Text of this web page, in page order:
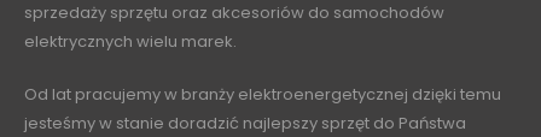
sprzedaży sprzętu oraz akcesoriów do samochodów
elektrycznych wielu marek.
Od lat pracujemy w branży elektroenergetycznej dzięki temu
jesteśmy w stanie doradzić najlepszy sprzęt do Państwa